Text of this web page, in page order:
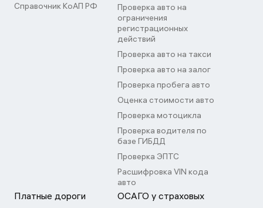
Справочник КоАП РФ
Проверка авто на
ограничения
регистрационных
действий
Проверка авто на такси
Проверка авто на залог
Проверка пробега авто
Оценка стоимости авто
Проверка мотоцикла
Проверка водителя по
базе ГИБДД
Проверка ЭПТС
Расшифровка VIN кода
авто
Платные дороги ОСАГО у страховых